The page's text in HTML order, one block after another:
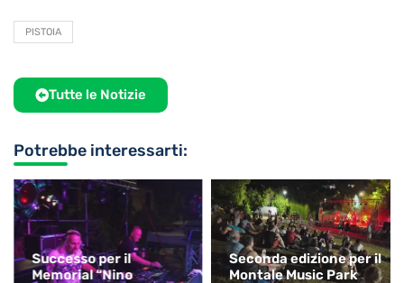
PISTOIA
Tutte le Notizie
Potrebbe interessarti:
Successo per il
Memorial “Nino
Seconda edizione per il
Montale Music Park